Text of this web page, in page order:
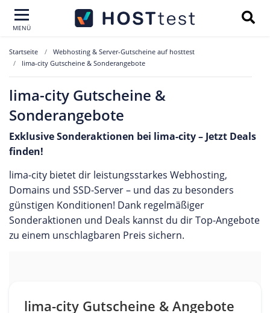
MENÜ
Startseite
Webhosting & Server-Gutscheine auf hosttest
lima-city Gutscheine & Sonderangebote
lima-city Gutscheine &
Sonderangebote
Exklusive Sonderaktionen bei lima-city – Jetzt Deals
finden!
lima-city bietet dir leistungsstarkes Webhosting,
Domains und SSD-Server – und das zu besonders
günstigen Konditionen! Dank regelmäßiger
Sonderaktionen und Deals kannst du dir Top-Angebote
zu einem unschlagbaren Preis sichern.
lima-city Gutscheine & Angebote